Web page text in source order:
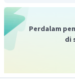
Untuk
Perdalam
di